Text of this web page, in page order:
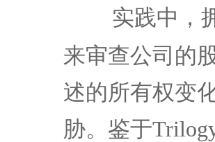
实践中，
来审查公司的
述的所有权变
胁。鉴于